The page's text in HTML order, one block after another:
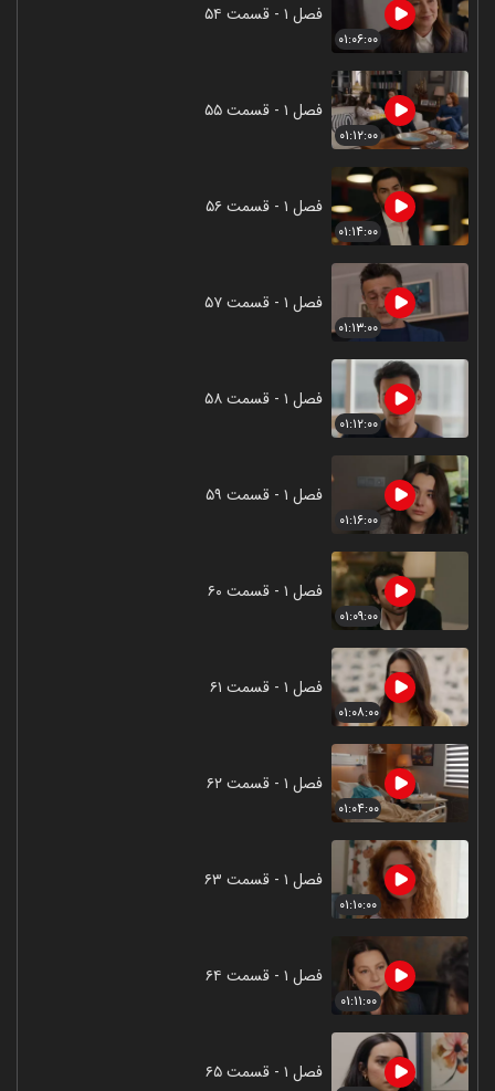
۰۱:۰۶:۰۰
فصل ۱ - قسمت ۵۴
۰۱:۱۲:۰۰
فصل ۱ - قسمت ۵۵
۰۱:۱۴:۰۰
فصل ۱ - قسمت ۵۶
۰۱:۱۳:۰۰
فصل ۱ - قسمت ۵۷
۰۱:۱۲:۰۰
فصل ۱ - قسمت ۵۸
۰۱:۱۶:۰۰
فصل ۱ - قسمت ۵۹
۰۱:۰۹:۰۰
فصل ۱ - قسمت ۶۰
۰۱:۰۸:۰۰
فصل ۱ - قسمت ۶۱
۰۱:۰۴:۰۰
فصل ۱ - قسمت ۶۲
۰۱:۱۰:۰۰
فصل ۱ - قسمت ۶۳
۰۱:۱۱:۰۰
فصل ۱ - قسمت ۶۴
فصل ۱ - قسمت ۶۵